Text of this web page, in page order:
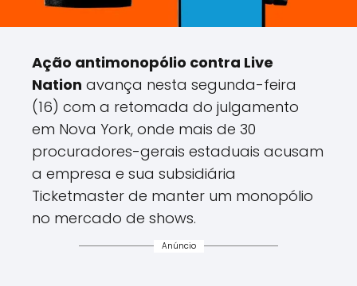
Ação antimonopólio contra Live
Nation avança nesta segunda-feira
(16) com a retomada do julgamento
em Nova York, onde mais de 30
procuradores-gerais estaduais acusam
a empresa e sua subsidiária
Ticketmaster de manter um monopólio
no mercado de shows.
Anúncio